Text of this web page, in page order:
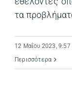
τα
12 Μαΐου 2023, 9:57
Περισσότερα